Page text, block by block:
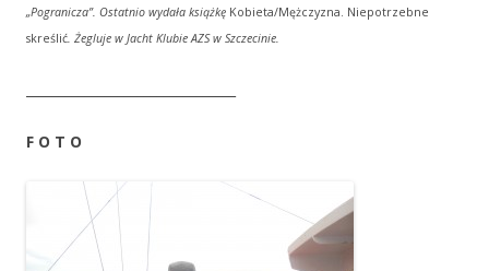
„Pogranicza”. Ostatnio wydała książkę Kobieta/Mężczyzna. Niepotrzebne
skreślić. Żegluje w Jacht Klubie AZS w Szczecinie.
F O T O